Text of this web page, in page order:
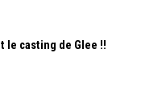
le casting de Glee !!